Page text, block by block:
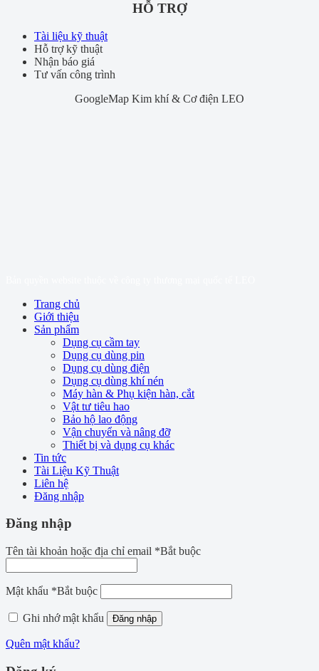
HỖ TRỢ
Tài liệu kỹ thuật
Hỗ trợ kỹ thuật
Nhận báo giá
Tư vấn công trình
GoogleMap Kim khí & Cơ điện LEO
Trang chủ
Giới thiệu
Sản phẩm
Dụng cụ cầm tay
Dụng cụ dùng pin
Dụng cụ dùng điện
Dụng cụ dùng khí nén
Máy hàn & Phụ kiện hàn, cắt
Vật tư tiêu hao
Bảo hộ lao động
Vận chuyển và nâng đỡ
Thiết bị và dụng cụ khác
Tin tức
Tài Liệu Kỹ Thuật
Liên hệ
Đăng nhập
Đăng nhập
Tên tài khoản hoặc địa chỉ email *Bắt buộc
Mật khẩu *Bắt buộc
Ghi nhớ mật khẩu Đăng nhập
Quên mật khẩu?